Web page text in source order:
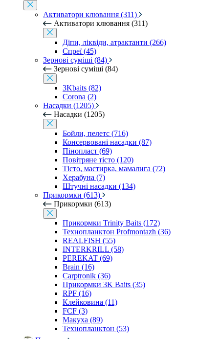
Активатори клювання (311)
Активатори клювання (311)
Діпи, ліквіди, атрактанти (266)
Спреї (45)
Зернові суміші (84)
Зернові суміші (84)
3Kbaits (82)
Corona (2)
Насадки (1205)
Насадки (1205)
Бойли, пелетс (716)
Консервовані насадки (87)
Пінопласт (69)
Повітряне тісто (120)
Тісто, мастирка, мамалига (72)
Херабуна (7)
Штучні насадки (134)
Прикормки (613)
Прикормки (613)
Прикормки Trinity Baits (172)
Технопланктон Profmontazh (36)
REALFISH (55)
INTERKRILL (58)
PEREKAT (69)
Brain (16)
Carptronik (36)
Прикормки 3K Baits (35)
RPF (16)
Клейковина (11)
FCF (3)
Макуха (89)
Технопланктон (53)